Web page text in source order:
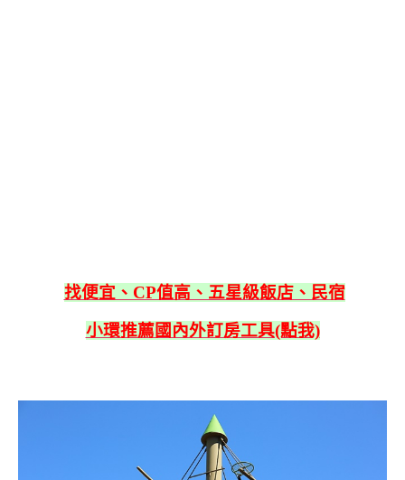
找便宜、CP值高、五星級飯店、民宿
小環推薦國內外訂房工具(點我)